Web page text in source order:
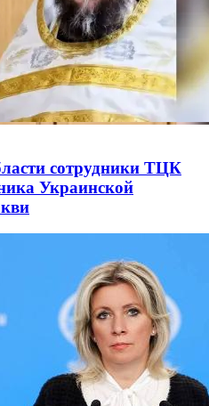
сотрудники ТЦК
Украинской